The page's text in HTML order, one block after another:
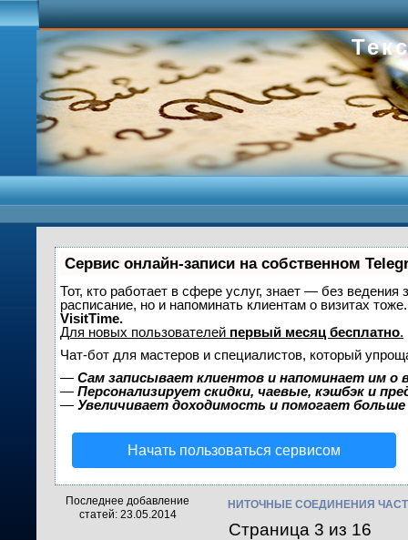
Сервис онлайн-записи на собственном
Тот, кто работает в сфере услуг, знает — без
расписание, но и напоминать клиентам о визитах
VisitTime.
Для новых пользователей первый месяц бесплатно.
Чат-бот для мастеров и специалистов, который
— Сам записывает клиентов и напоминает им о
— Персонализирует скидки, чаевые, кэшбэк и
— Увеличивает доходимость и помогает
Начать пользоваться сервисом
Последнее добавление
статей: 23.05.2014
НИТОЧНЫЕ СОЕДИНЕНИЯ
Страница 3 из 16